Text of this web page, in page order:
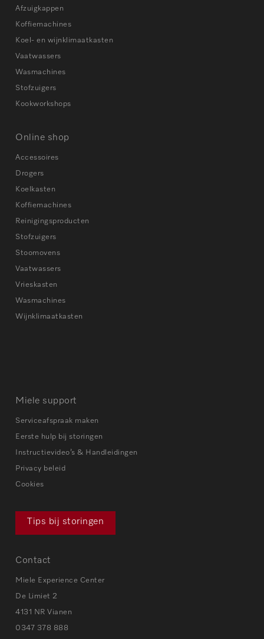
Afzuigkappen
Koffiemachines
Koel- en wijnklimaatkasten
Vaatwassers
Wasmachines
Stofzuigers
Kookworkshops
Online shop
Accessoires
Drogers
Koelkasten
Koffiemachines
Reinigingsproducten
Stofzuigers
Stoomovens
Vaatwassers
Vrieskasten
Wasmachines
Wijnklimaatkasten
Miele support
Serviceafspraak maken
Eerste hulp bij storingen
Instructievideo’s & Handleidingen
Privacy beleid
Cookies
Tips bij storingen
Contact
Miele Experience Center
De Limiet 2
4131 NR Vianen
0347 378 888